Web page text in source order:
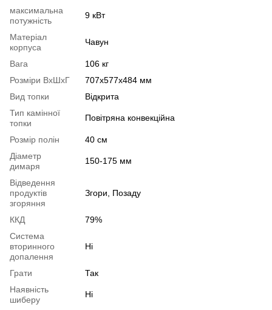
максимальна
потужність
9 кВт
Матеріал
корпуса
Чавун
Вага
106 кг
Розміри ВхШхГ
707х577х484 мм
Вид топки
Відкрита
Тип камінної
топки
Повітряна конвекційна
Розмір полін
40 см
Діаметр
димаря
150-175 мм
Відведення
продуктів
згоряння
Згори, Позаду
ККД
79%
Система
вторинного
допалення
Ні
Грати
Так
Наявність
шиберу
Ні